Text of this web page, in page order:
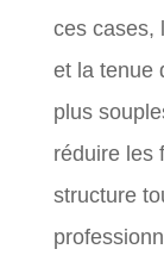
ces cases,
et la tenue
plus
réduire les
structure